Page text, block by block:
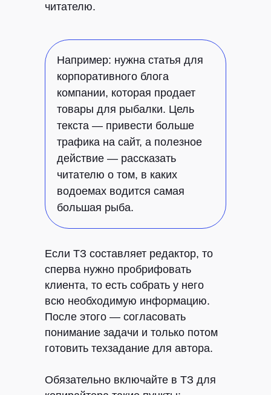
читателю.
Например: нужна статья для
корпоративного блога
компании, которая продает
товары для рыбалки. Цель
текста — привести больше
трафика на сайт, а полезное
действие — рассказать
читателю о том, в каких
водоемах водится самая
большая рыба.
Если ТЗ составляет редактор, то
сперва нужно пробрифовать
клиента, то есть собрать у него
всю необходимую информацию.
После этого — согласовать
понимание задачи и только потом
готовить техзадание для автора.
Обязательно включайте в ТЗ для